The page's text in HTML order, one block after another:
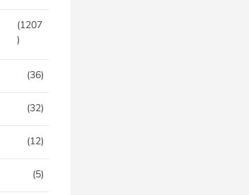
(1207
)
(36)
(32)
(12)
(5)